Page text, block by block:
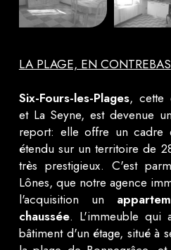
LA PLAGE, EN CONTREBAS
Six-Fours-les-Plages, cette
et La Seyne, est devenue
report: elle offre un cadre
étendu sur un territoire de
très prestigieux. C'est
Lônes, que notre agence
l'acquisition un
chaussée. L'immeuble qui
bâtiment d'un étage, situé à